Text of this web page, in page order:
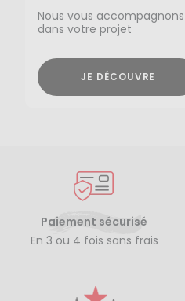
Nous vous accompagnons
dans votre projet
JE DÉCOUVRE
Paiement sécurisé
En 3 ou 4 fois sans frais